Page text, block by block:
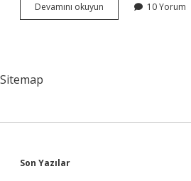
Devamını okuyun
Zeka
10 Yorum
Sitemap
Sidebar
Son Yazılar